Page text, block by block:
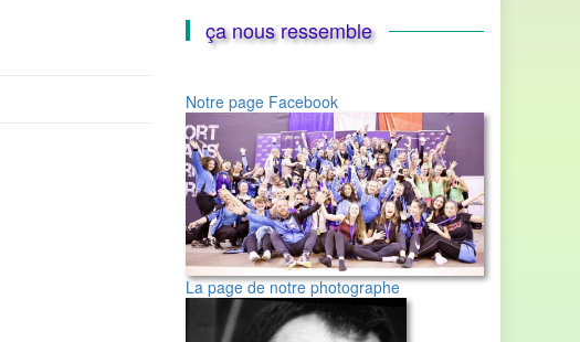
nousça nous ressemble
Notre page Facebook
La page de notre photographe